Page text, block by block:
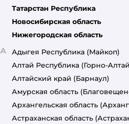
Татарстан Республика
Новосибирская область
Нижегородская область
А Адыгея Республика (Майкоп)
Алтай Республика (Горно-
Алтайский край (Барнаул)
Амурская область
Архангельская область
Астраханская область